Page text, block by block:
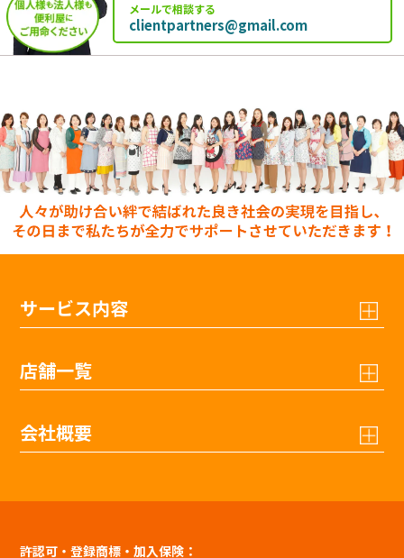
メールで相談する
clientpartners@gmail.com
サービス内容
店舗一覧
会社概要
許認可・登録商標・加入保険：